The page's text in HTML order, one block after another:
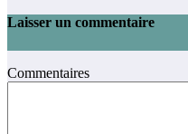
Laisser un commentaire
Commentaires